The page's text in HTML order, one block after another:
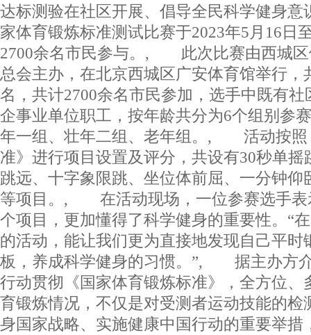
达标测验在社区开展、倡导全民科学健身意
家体育锻炼标准测试比赛于2023年5月16日
2700余名市民参与。, 此次比赛由西城区
总会主办，在北京西城区广安体育馆举行，
名，共计2700余名市民参加，选手中既有
企事业单位职工，按年龄共分为6个组别参
年一组、壮年二组、老年组。, 活动按照
准》进行项目设置及评分，共设有30秒单摇
跳远、十字象限跳、坐位体前屈、一分钟仰
等项目。, 在活动现场，一位参赛选手表
个项目，更加懂得了科学健身的重要性。“
的活动，能让我们更为直接地发现自己平时
板，养成科学健身的习惯。”, 据主办方
行动贯彻《国家体育锻炼标准》，全方位、
育锻炼情况，不仅是对受测者运动技能的检
身国家战略、实施健康中国行动的重要举措